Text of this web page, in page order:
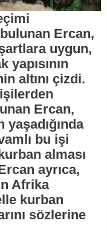
Ercan,
uygun,
altını çizdi.
Ercan,
bu işi
alması
ayrıca,
Afrika
kurban
sözlerine